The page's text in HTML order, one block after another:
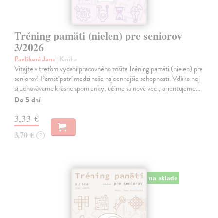
Tréning pamäti (nielen) pre seniorov
3/2026
Pavlíková Jana| Kniha
Vitajte v treťom vydaní pracovného zošita Tréning pamäti (nielen) pre
seniorov! Pamäť patrí medzi naše najcennejšie schopnosti. Vďaka nej
si uchovávame krásne spomienky, učíme sa nové veci, orientujeme…
Do 5 dní
3,33 €
3,70 € ?
na sklade